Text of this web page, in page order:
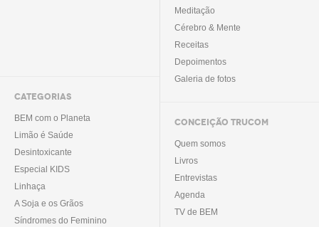
CATEGORIAS
BEM com o Planeta
Limão é Saúde
Desintoxicante
Especial KIDS
Linhaça
A Soja e os Grãos
Síndromes do Feminino
Meditação
Cérebro & Mente
Receitas
Depoimentos
Galeria de fotos
CONCEIÇÃO TRUCOM
Quem somos
Livros
Entrevistas
Agenda
TV de BEM